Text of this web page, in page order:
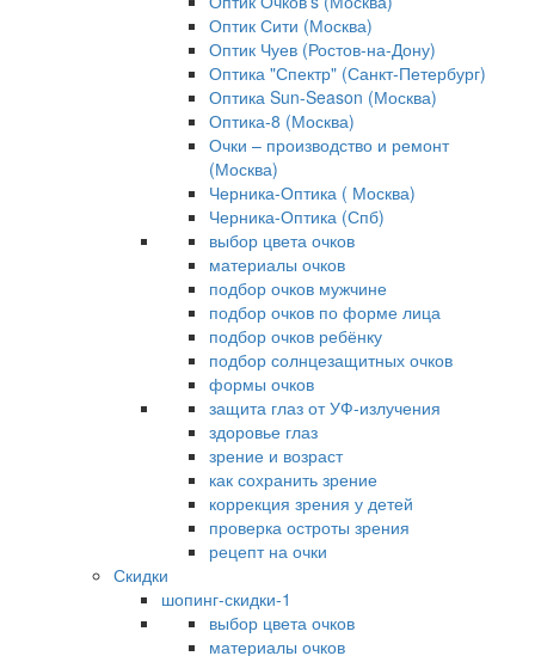
Оптик Сити (Москва)
Оптик Чуев (Ростов-на-Дону)
Оптика "Спектр" (Санкт-Петербург)
Оптика Sun-Season (Москва)
Оптика-8 (Москва)
Очки – производство и ремонт
(Москва)
Черника-Оптика ( Москва)
Черника-Оптика (Спб)
выбор цвета очков
материалы очков
подбор очков мужчине
подбор очков по форме лица
подбор очков ребёнку
подбор солнцезащитных очков
формы очков
защита глаз от УФ-излучения
здоровье глаз
зрение и возраст
как сохранить зрение
коррекция зрения у детей
проверка остроты зрения
рецепт на очки
Скидки
шопинг-скидки-1
выбор цвета очков
материалы очков